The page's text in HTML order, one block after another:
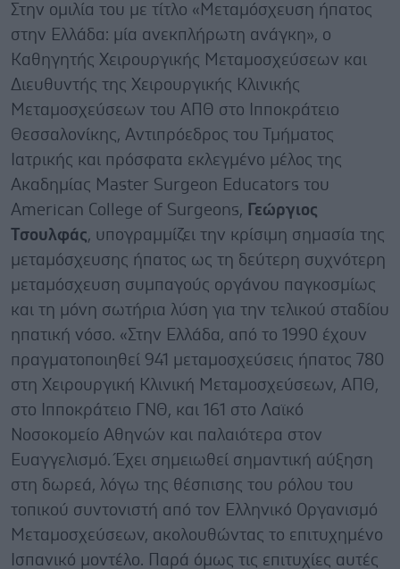
Στην ομιλία του με τίτλο «Μεταμόσχευση ήπατος
στην Ελλάδα: μία ανεκπλήρωτη ανάγκη», ο
Καθηγητής Χειρουργικής Μεταμοσχεύσεων και
Διευθυντής της Χειρουργικής Κλινικής
Μεταμοσχεύσεων του ΑΠΘ στο Ιπποκράτειο
Θεσσαλονίκης, Αντιπρόεδρος του Τμήματος
Ιατρικής και πρόσφατα εκλεγμένο μέλος της
Ακαδημίας Master Surgeon Educators του
American College of Surgeons, Γεώργιος
Τσουλφάς, υπογραμμίζει την κρίσιμη σημασία της
μεταμόσχευσης ήπατος ως τη δεύτερη συχνότερη
μεταμόσχευση συμπαγούς οργάνου παγκοσμίως
και τη μόνη σωτήρια λύση για την τελικού σταδίου
ηπατική νόσο. «Στην Ελλάδα, από το 1990 έχουν
πραγματοποιηθεί 941 μεταμοσχεύσεις ήπατος 780
στη Χειρουργική Κλινική Μεταμοσχεύσεων, ΑΠΘ,
στο Ιπποκράτειο ΓΝΘ, και 161 στο Λαϊκό
Νοσοκομείο Αθηνών και παλαιότερα στον
Ευαγγελισμό. Έχει σημειωθεί σημαντική αύξηση
στη δωρεά, λόγω της θέσπισης του ρόλου του
τοπικού συντονιστή από τον Ελληνικό Οργανισμό
Μεταμοσχεύσεων, ακολουθώντας το επιτυχημένο
Ισπανικό μοντέλο. Παρά όμως τις επιτυχίες αυτές